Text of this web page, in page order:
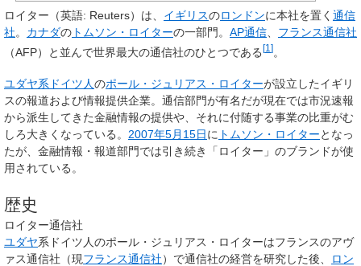
ロイター （英語: Reuters）は、 イギリスのロンドンに本社を置く 通信
社。 カナダの トムソン・ロイターの一部門。 AP通信
フランス通信社
（AFP）と並んで世界最大の通信社のひとつである[1 ]。
ユダヤ系ドイツ人のポール・ジュリアス・ロイターが設立したイギリ
スの報道および情報提供企業。通信部門が有名だが現在では市況速報
から派生してきた金融情報の提供や、それに付随する事業の比重がむ
しろ大きくなっている。 2007年5月15日に トムソン・ロイターとなっ
たが、金融情報・報道部門では引き続き「ロイター」のブランドが使
用されている。
歴史
ロイター通信社
ユダヤ系ドイツ人のポール・ジュリアス・ロイターはフランスのアヴ
ァス通信社（現フランス通信社）で通信社の経営を研究した後、
ロン